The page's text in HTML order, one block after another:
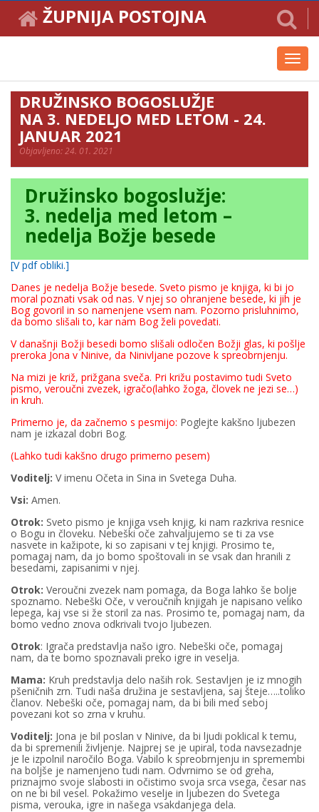
ŽUPNIJA POSTOJNA
DRUŽINSKO BOGOSLUŽJE
NA 3. NEDELJO MED LETOM - 24.
JANUAR 2021
Objavljeno: 24. 01. 2021
Družinsko bogoslužje:
3. nedelja med letom –
nedelja Božje besede
[V pdf obliki.]
Danes je nedelja Božje besede. Sveto pismo je knjiga, ki bi jo
moral poznati vsak od nas. V njej so ohranjene besede, ki jih je
Bog govoril in so namenjene vsem nam. Pozorno prisluhnimo,
da bomo slišali to, kar nam Bog želi povedati.
V današnji Božji besedi bomo slišali odločen Božji glas, ki pošlje
preroka Jona v Ninive, da Ninivljane pozove k spreobrnjenju.
Na mizi je križ, prižgana sveča. Pri križu postavimo tudi Sveto
pismo, veroučni zvezek, igračo(lahko žoga, človek ne jezi se…)
in kruh.
Primerno je, da začnemo s pesmijo: Poglejte kakšno ljubezen
nam je izkazal dobri Bog.
(Lahko tudi kakšno drugo primerno pesem)
Voditelj: V imenu Očeta in Sina in Svetega Duha.
Vsi: Amen.
Otrok: Sveto pismo je knjiga vseh knjig, ki nam razkriva resnice
o Bogu in človeku. Nebeški oče zahvaljujemo se ti za vse
nasvete in kažipote, ki so zapisani v tej knjigi. Prosimo te,
pomagaj nam, da jo bomo spoštovali in se vsak dan hranili z
besedami, zapisanimi v njej.
Otrok: Veroučni zvezek nam pomaga, da Boga lahko še bolje
spoznamo. Nebeški Oče, v veroučnih knjigah je napisano veliko
lepega, kaj vse si že storil za nas. Prosimo te, pomagaj nam, da
bomo vedno znova odkrivali tvojo ljubezen.
Otrok: Igrača predstavlja našo igro. Nebeški oče, pomagaj
nam, da te bomo spoznavali preko igre in veselja.
Mama: Kruh predstavlja delo naših rok. Sestavljen je iz mnogih
pšeničnih zrn. Tudi naša družina je sestavljena, saj šteje…..toliko
članov. Nebeški oče, pomagaj nam, da bi bili med seboj
povezani kot so zrna v kruhu.
Voditelj: Jona je bil poslan v Ninive, da bi ljudi poklical k temu,
da bi spremenili življenje. Najprej se je upiral, toda navsezadnje
je le izpolnil naročilo Boga. Vabilo k spreobrnjenju in spremembi
na boljše je namenjeno tudi nam. Odvrnimo se od greha,
priznajmo svoje slabosti in očistimo svoja srca vsega, česar nas
on ne bi bil vesel. Pokažimo veselje in ljubezen do Svetega
pisma, verouka, igre in našega vsakdanjega dela.